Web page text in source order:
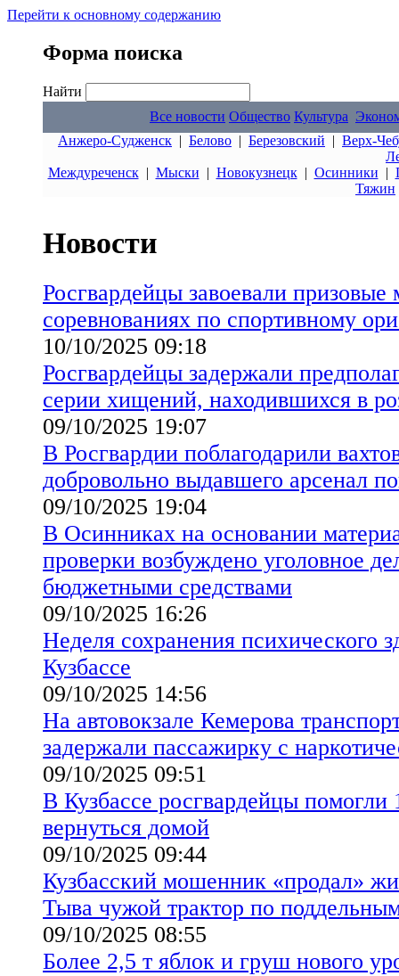
Перейти к основному содержанию
Форма поиска
Найти
Все новости Общество Культура
Анжеро-Судженск | Белово | Березовский | Верх-
Междуреченск| Мыски | Новокузнецк| Осинники |
Тяжин
Новости
Росгвардейцы завоевали призовые
соревнованиях по спортивному
10/10/2025 09:18
Росгвардейцы задержали
серии хищений, находившихся в
09/10/2025 19:07
В Росгвардии поблагодарили
добровольно выдавшего арсенал
09/10/2025 19:04
В Осинниках на основании
проверки возбуждено уголовное
бюджетными средствами
09/10/2025 16:26
Неделя сохранения психического
Кузбассе
09/10/2025 14:56
На автовокзале Кемерова
задержали пассажирку с
09/10/2025 09:51
В Кузбассе росгвардейцы помогли
вернуться домой
09/10/2025 09:44
Кузбасский мошенник «продал»
Тыва чужой трактор по
09/10/2025 08:55
Более 2,5 т яблок и груш нового